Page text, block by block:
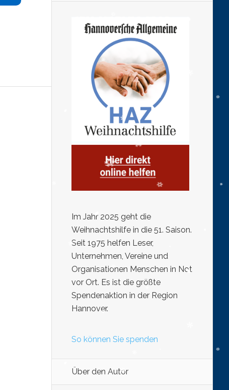
Im Jahr 2025 geht die
Weihnachtshilfe in die 51. Saison.
Seit 1975 helfen Leser,
Unternehmen, Vereine und
Organisationen Menschen in Not
vor Ort. Es ist die größte
Spendenaktion in der Region
Hannover.
So können Sie spenden
Über den Autor